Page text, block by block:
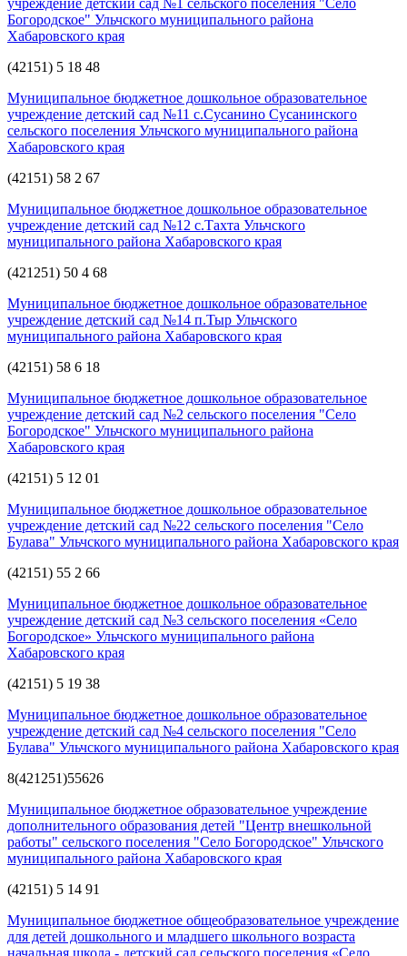
Богородское" Ульчского муниципального района
Хабаровского края
(42151) 5 18 48
Муниципальное бюджетное дошкольное образовательное
учреждение детский сад №11 с.Сусанино Сусанинского
сельского поселения Ульчского муниципального района
Хабаровского края
(42151) 58 2 67
Муниципальное бюджетное дошкольное образовательное
учреждение детский сад №12 с.Тахта Ульчского
муниципального района Хабаровского края
(421251) 50 4 68
Муниципальное бюджетное дошкольное образовательное
учреждение детский сад №14 п.Тыр Ульчского
муниципального района Хабаровского края
(42151) 58 6 18
Муниципальное бюджетное дошкольное образовательное
учреждение детский сад №2 сельского поселения "Село
Богородское" Ульчского муниципального района
Хабаровского края
(42151) 5 12 01
Муниципальное бюджетное дошкольное образовательное
учреждение детский сад №22 сельского поселения "Село
Булава" Ульчского муниципального района Хабаровского края
(42151) 55 2 66
Муниципальное бюджетное дошкольное образовательное
учреждение детский сад №3 сельского поселения «Село
Богородское» Ульчского муниципального района
Хабаровского края
(42151) 5 19 38
Муниципальное бюджетное дошкольное образовательное
учреждение детский сад №4 сельского поселения "Село
Булава" Ульчского муниципального района Хабаровского края
8(421251)55626
Муниципальное бюджетное образовательное учреждение
дополнительного образования детей "Центр внешкольной
работы" сельского поселения "Село Богородское" Ульчского
муниципального района Хабаровского края
(42151) 5 14 91
Муниципальное бюджетное общеобразовательное учреждение
для детей дошкольного и младшего школьного возраста
начальная школа - детский сад сельского поселения «Село